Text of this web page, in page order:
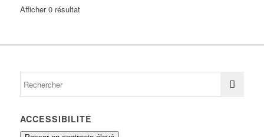
Afficher 0 résultat
ACCESSIBILITÉ